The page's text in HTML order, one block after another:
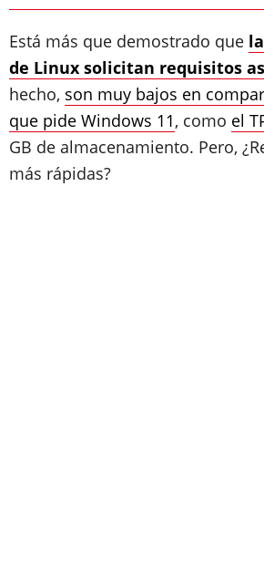
Está más que demostrado que
de Linux solicitan requisitos
hecho, son muy bajos en
que pide Windows 11, como el
GB de almacenamiento. Pero,
más rápidas?